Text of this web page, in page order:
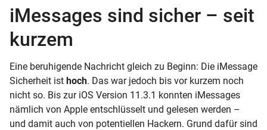
iMessages sind sicher – seit
kurzem
Eine beruhigende Nachricht gleich zu Beginn: Die iMessage
Sicherheit ist hoch. Das war jedoch bis vor kurzem noch
nicht so. Bis zur iOS Version 11.3.1 konnten iMessages
nämlich von Apple entschlüsselt und gelesen werden –
und damit auch von potentiellen Hackern. Grund dafür sind